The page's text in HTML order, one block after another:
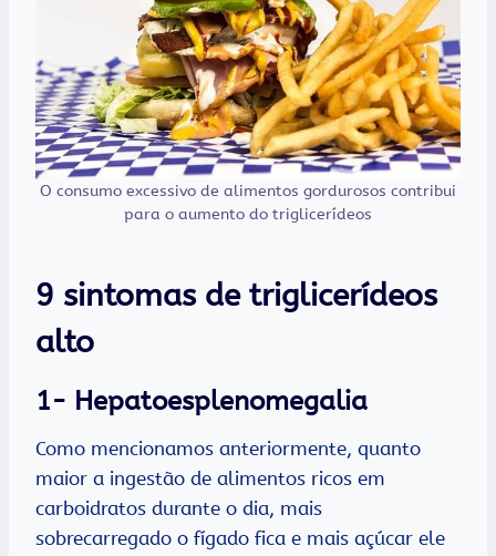
O consumo excessivo de alimentos gordurosos contribui
para o aumento do triglicerídeos
9 sintomas de triglicerídeos
alto
1- Hepatoesplenomegalia
Como mencionamos anteriormente, quanto
maior a ingestão de alimentos ricos em
carboidratos durante o dia, mais
sobrecarregado o fígado fica e mais açúcar ele